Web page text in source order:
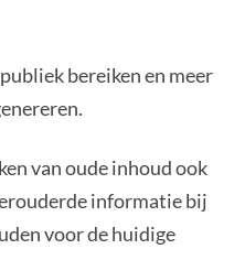
bereiken en meer
van oude inhoud ook
informatie bij
voor de huidige